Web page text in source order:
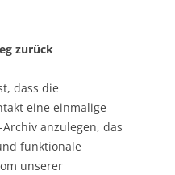
zurück
dass die
eine einmalige
anzulegen, das
funktionale
unserer